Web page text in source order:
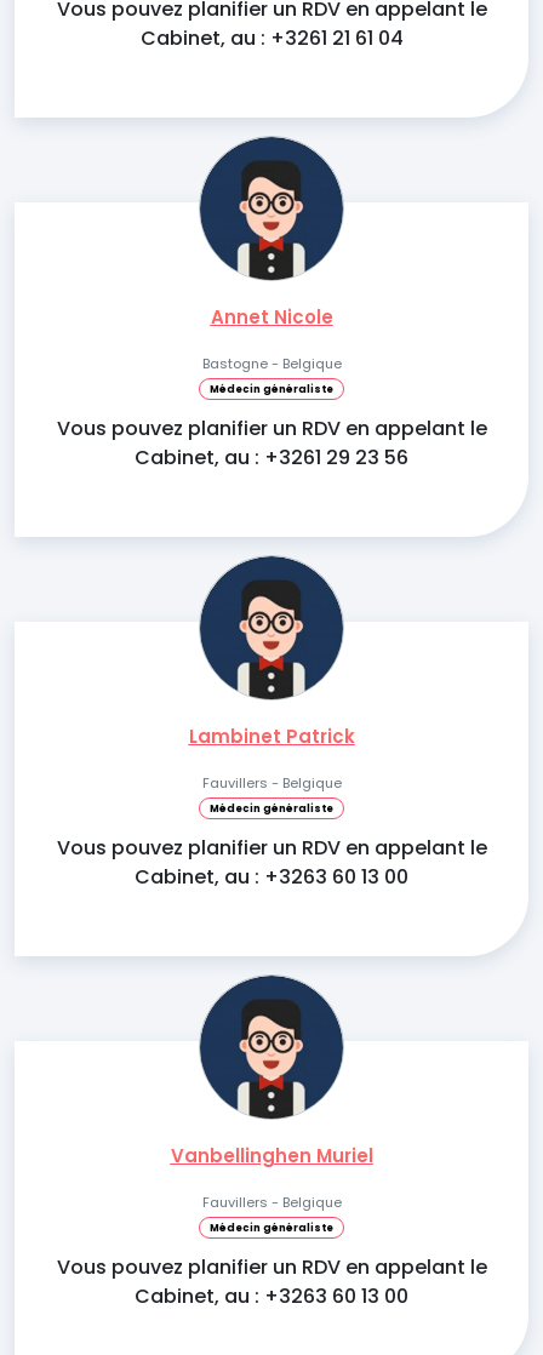
Vous pouvez planifier un RDV en appelant le
Cabinet, au : +3261 21 61 04
Annet Nicole
Bastogne - Belgique
Médecin généraliste
Vous pouvez planifier un RDV en appelant le
Cabinet, au : +3261 29 23 56
Lambinet Patrick
Fauvillers - Belgique
Médecin généraliste
Vous pouvez planifier un RDV en appelant le
Cabinet, au : +3263 60 13 00
Vanbellinghen Muriel
Fauvillers - Belgique
Médecin généraliste
Vous pouvez planifier un RDV en appelant le
Cabinet, au : +3263 60 13 00